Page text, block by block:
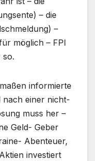
– die
–
möglich – FPI
so.
informierte
nach einer nicht-
muss her –
Geld- Geber
Abenteuer,
investiert